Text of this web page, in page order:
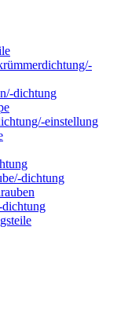
dichtung
einstellung
dichtung